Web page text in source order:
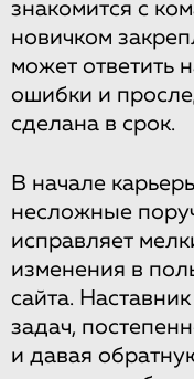
знакомится с
новичком
может ответить
ошибки и
сделана в срок.
В начале
несложные
исправляет
изменения в
сайта.
задач,
и давая